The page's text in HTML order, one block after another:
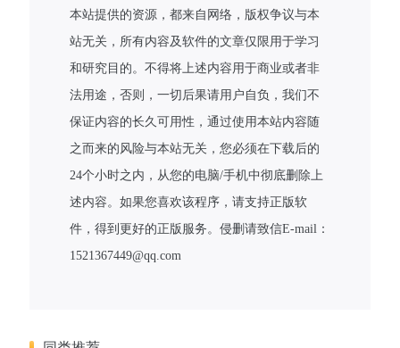
本站提供的资源，都来自网络，版权争议与本
站无关，所有内容及软件的文章仅限用于学习
和研究目的。不得将上述内容用于商业或者非
法用途，否则，一切后果请用户自负，我们不
保证内容的长久可用性，通过使用本站内容随
之而来的风险与本站无关，您必须在下载后的
24个小时之内，从您的电脑/手机中彻底删除上
述内容。如果您喜欢该程序，请支持正版软
件，得到更好的正版服务。侵删请致信E-mail：
1521367449@qq.com